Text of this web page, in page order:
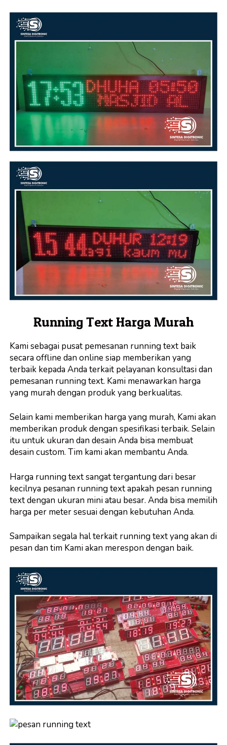
Running Text Harga Murah
Kami sebagai pusat pemesanan running text baik
secara offline dan online siap memberikan yang
terbaik kepada Anda terkait pelayanan konsultasi dan
pemesanan running text. Kami menawarkan harga
yang murah dengan produk yang berkualitas.
Selain kami memberikan harga yang murah, Kami akan
memberikan produk dengan spesifikasi terbaik. Selain
itu untuk ukuran dan desain Anda bisa membuat
desain custom. Tim kami akan membantu Anda.
Harga running text sangat tergantung dari besar
kecilnya pesanan running text apakah pesan running
text dengan ukuran mini atau besar. Anda bisa memilih
harga per meter sesuai dengan kebutuhan Anda.
Sampaikan segala hal terkait running text yang akan di
pesan dan tim Kami akan merespon dengan baik.